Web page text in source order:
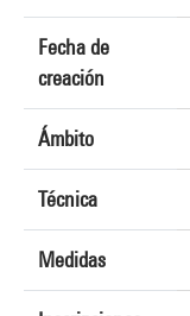
Fecha de
creación
Ámbito
Técnica
Medidas